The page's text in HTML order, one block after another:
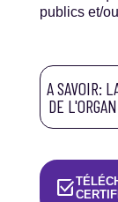
publics et/
A SAVOIR:
DE
select_check_box